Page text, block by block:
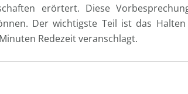
erörtert. Diese
Der wichtigste Teil ist das
Redezeit veranschlagt.